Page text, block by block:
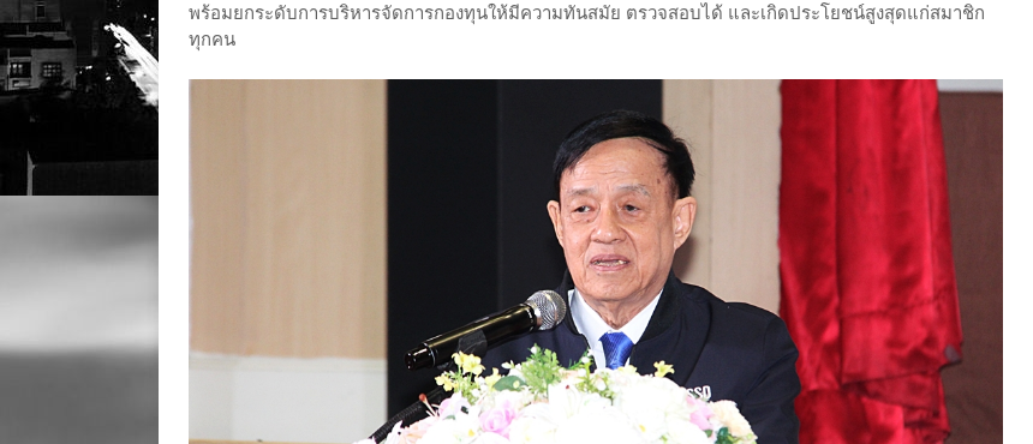
พร้อมยกระดับการบริหารจัดการกองทุนให้มีความทันสมัย ตรวจสอบได้ และเกิดประโยชน์สูงสุดแก่สมาชิก
ทุกคน